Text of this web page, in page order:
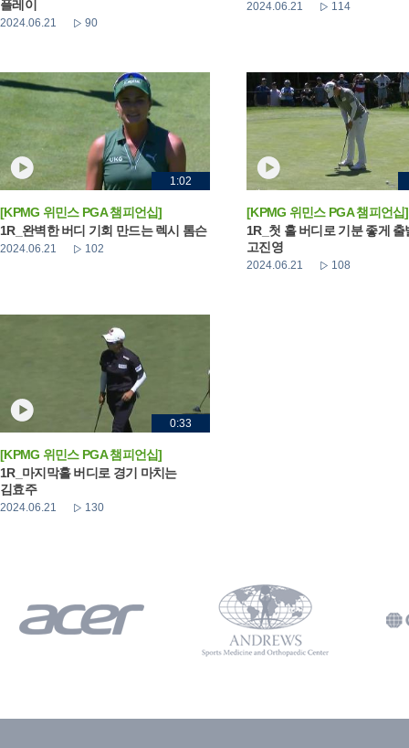
플레이
2024.06.21 90
2024.06.21 114
1:02
[KPMG 위민스 PGA 챔피언십]
1R_완벽한 버디 기회 만드는 렉시 톰슨
2024.06.21 102
[KPMG 위민스 PGA 챔피언십]
1R_첫 홀 버디로 기분 좋게 출
고진영
2024.06.21 108
0:33
[KPMG 위민스 PGA 챔피언십]
1R_마지막홀 버디로 경기 마치는
김효주
2024.06.21 130